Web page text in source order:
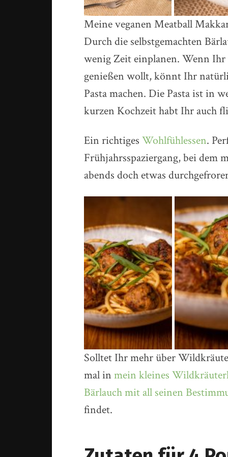
Meine veganen Meatball
Durch die selbstgemachten
wenig Zeit einplanen. Wenn Ihr
genießen wollt, könnt Ihr
Pasta machen. Die Pasta ist in
kurzen Kochzeit habt Ihr auch
Ein richtigesWohlfühlessen.
Frühjahrsspaziergang, bei dem
abends doch etwas
Solltet Ihr mehr über
mal inmein kleines
Bärlauch mit all seinen
findet.